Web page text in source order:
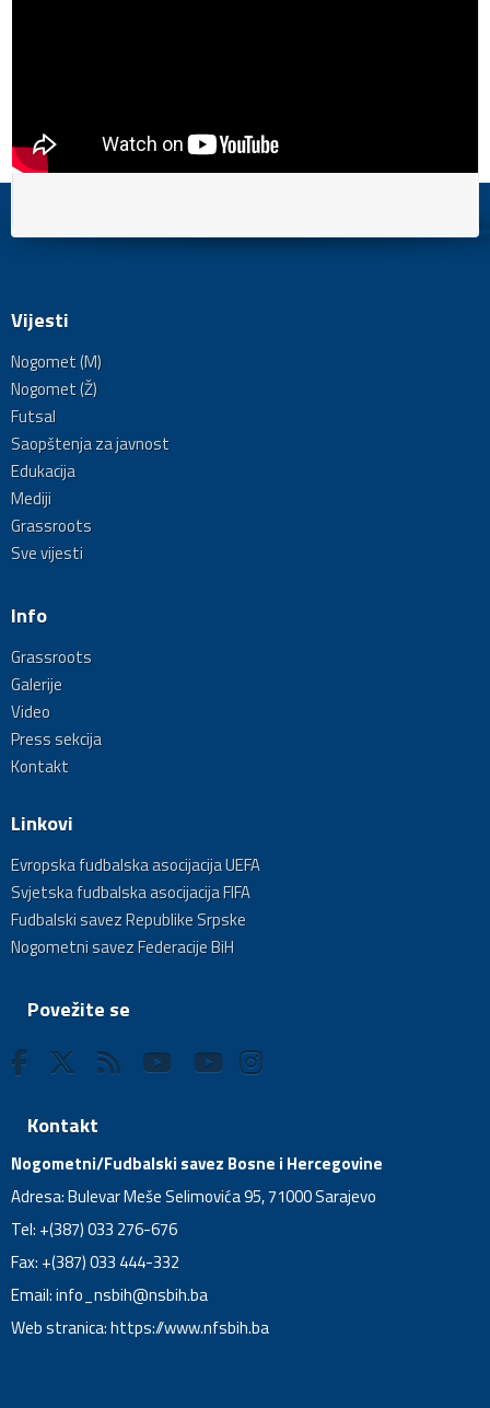
Vijesti
Nogomet (M)
Nogomet (Ž)
Futsal
Saopštenja za javnost
Edukacija
Mediji
Grassroots
Sve vijesti
Info
Grassroots
Galerije
Video
Press sekcija
Kontakt
Linkovi
Evropska fudbalska asocijacija UEFA
Svjetska fudbalska asocijacija FIFA
Fudbalski savez Republike Srpske
Nogometni savez Federacije BiH
Povežite se
Kontakt
Nogometni/Fudbalski savez Bosne i Hercegovine
Adresa: Bulevar Meše Selimovića 95, 71000 Sarajevo
Tel: +(387) 033 276-676
Fax: +(387) 033 444-332
Email:info_nsbih@nsbih.ba
Web stranica: https://www.nfsbih.ba